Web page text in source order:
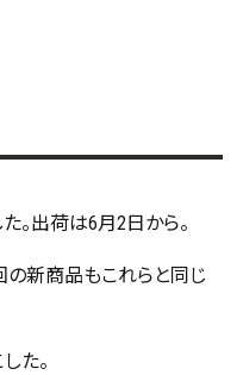
。出荷は6月2日から。
の新商品もこれらと同じ
た。